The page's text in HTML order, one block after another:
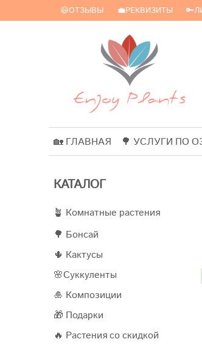
😃ОТЗЫВЫ 💼РЕКВИЗИТЫ
🏡 ГЛАВНАЯ 🌳 УСЛУГИ ПО
КАТАЛОГ
🪴 Комнатные растения
🌳 Бонсай
🌵 Кактусы
🌸Суккуленты
🎍 Композиции
🎁 Подарки
🔥 Растения со скидкой